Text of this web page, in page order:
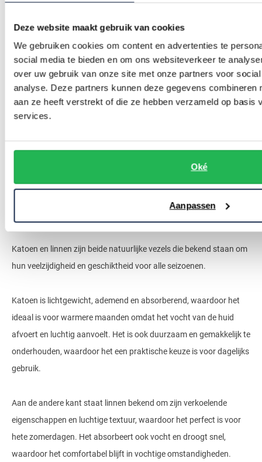
Deze website maakt gebruik van cookies
We gebruiken cookies om content en advertenties te
social media te bieden en om ons websiteverkeer te
over uw gebruik van onze site met onze partners voor
analyse. Deze partners kunnen deze gegevens combineren
aan ze heeft verstrekt of die ze hebben verzameld op basis
services.
Oké
Aanpassen
Geschikt voor alle seizoenen
dagen van het jaar én voor de koude dagen van het jaar. Zo komen
Katoen en linnen zijn beide natuurlijke vezels die bekend staan om
hun veelzijdigheid en geschiktheid voor alle seizoenen.
Katoen is lichtgewicht, ademend en absorberend, waardoor het
ideaal is voor warmere maanden omdat het vocht van de huid
afvoert en luchtig aanvoelt. Het is ook duurzaam en gemakkelijk te
onderhouden, waardoor het een praktische keuze is voor dagelijks
gebruik.
Aan de andere kant staat linnen bekend om zijn verkoelende
eigenschappen en luchtige textuur, waardoor het perfect is voor
hete zomerdagen. Het absorbeert ook vocht en droogt snel,
waardoor het comfortabel blijft in vochtige omstandigheden.